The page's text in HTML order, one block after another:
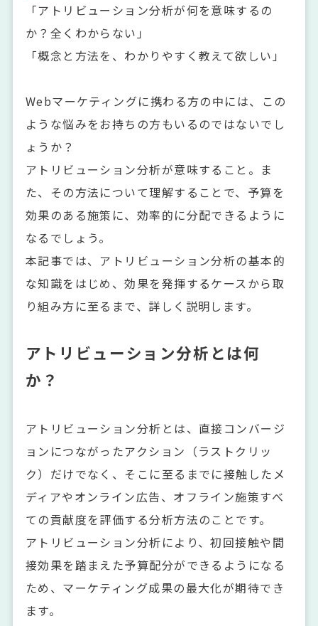
「アトリビューション分析が何を意味するの
か？全くわからない」
「概念と方法を、わかりやすく教えて欲しい」
Webマーケティングに携わる方の中には、この
ような悩みをお持ちの方もいるのではないでし
ょうか？
アトリビューション分析が意味すること。ま
た、その方法について理解することで、予算を
効果のある施策に、効率的に分配できるように
なるでしょう。
本記事では、アトリビューション分析の基本的
な知識をはじめ、効果を発揮するケースから取
り組み方に至るまで、詳しく説明します。
アトリビューション分析とは何
か？
アトリビューション分析とは、直接コンバージ
ョンにつながったアクション（ラストクリッ
ク）だけでなく、そこに至るまでに接触したメ
ディアやオンライン広告、オフライン施策すべ
ての貢献度を評価する分析方法のことです。
アトリビューション分析により、初回接触や間
接効果を踏まえた予算配分ができるようになる
ため、マーケティング成果の最大化が期待でき
ます。